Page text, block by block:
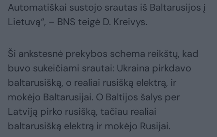
Automatiškai sustojo srautas iš Baltarusijos į
Lietuvą“, – BNS teigė D. Kreivys.
Ši ankstesnė prekybos schema reikštų, kad
buvo sukeičiami srautai: Ukraina pirkdavo
baltarusišką, o realiai rusišką elektrą, ir
mokėjo Baltarusijai. O Baltijos šalys per
Latviją pirko rusišką, tačiau realiai
baltarusišką elektrą ir mokėjo Rusijai.